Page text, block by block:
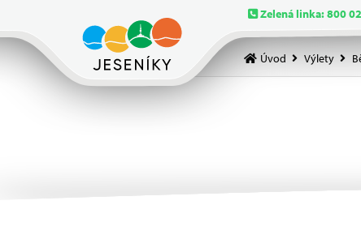
Zelená linka: 800
Úvod Výlety